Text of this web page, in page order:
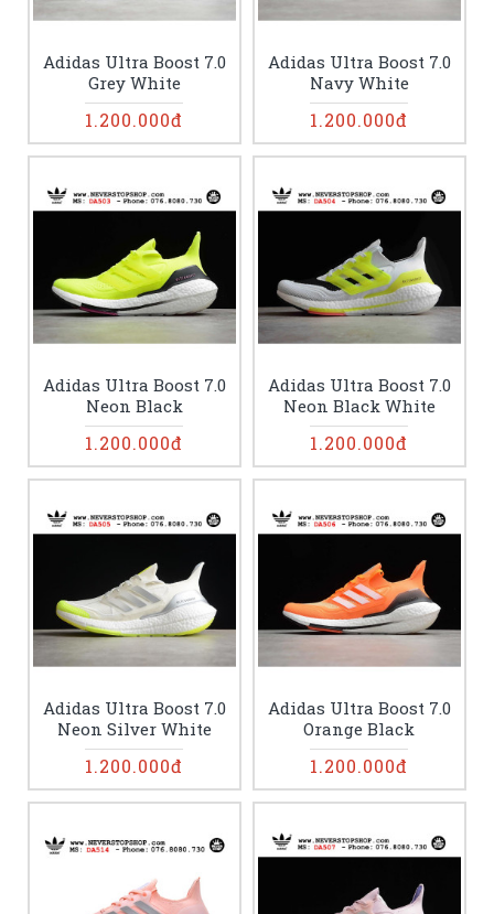
Adidas Ultra Boost 7.0
Grey White
1.200.000đ
Adidas Ultra Boost 7.0
Navy White
1.200.000đ
Adidas Ultra Boost 7.0
Neon Black
1.200.000đ
Adidas Ultra Boost 7.0
Neon Black White
1.200.000đ
Adidas Ultra Boost 7.0
Neon Silver White
1.200.000đ
Adidas Ultra Boost 7.0
Orange Black
1.200.000đ